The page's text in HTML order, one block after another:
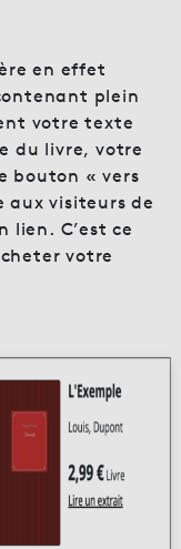
en effet
plein
votre texte
du livre, votre
bouton « vers
aux visiteurs de
lien. C’est ce
votre